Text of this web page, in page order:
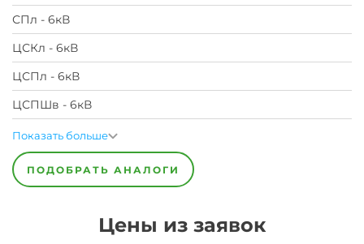
СПл - 6кВ
ЦСКл - 6кВ
ЦСПл - 6кВ
ЦСПШв - 6кВ
Показать больше
ПОДОБРАТЬ АНАЛОГИ
Цены из заявок